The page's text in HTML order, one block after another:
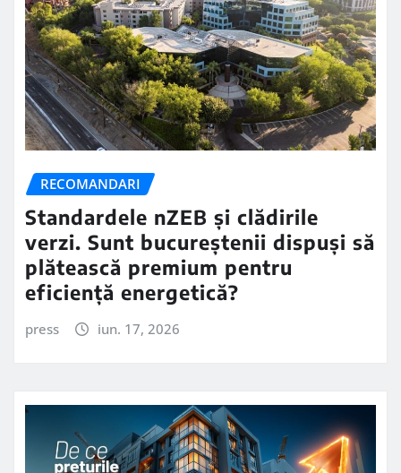
RECOMANDARI
Standardele nZEB și clădirile
verzi. Sunt bucureștenii dispuși să
plătească premium pentru
eficiență energetică?
press iun. 17, 2026